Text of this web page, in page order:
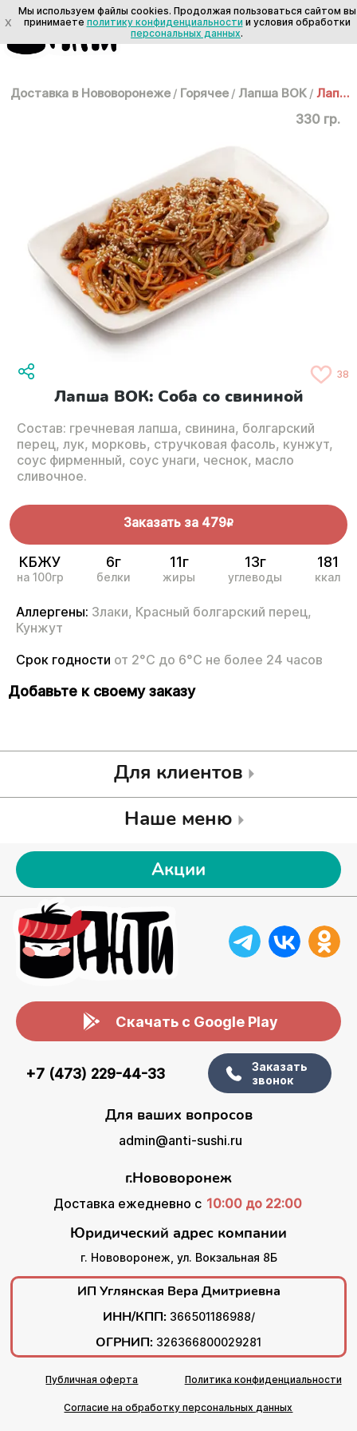
Доставка в Нововоронеже / Горячее / Лапша ВОК / Лапша ВОК: Соба со свининой
330 гр.
38
Лапша ВОК: Соба со свининой
Состав: гречневая лапша, свинина, болгарский
перец, лук, морковь, стручковая фасоль, кунжут,
соус фирменный, соус унаги, чеснок, масло
сливочное.
Заказать за 479R
КБЖУ
на 100гр
6г
белки
11г
жиры
13г
углеводы
181
ккал
Аллергены: Злаки, Красный болгарский перец,
Кунжут
Срок годности от 2°С до 6°С не более 24 часов
Добавьте к своему заказу
Для клиентов
Наше меню
Акции
Скачать с Google Play
+7 (473) 229-44-33
Заказать
звонок
Для ваших вопросов
admin@anti-sushi.ru
г.Нововоронеж
Доставка ежедневно с 10:00 до 22:00
Юридический адрес компании
г. Нововоронеж, ул. Вокзальная 8Б
ИП Углянская Вера Дмитриевна
ИНН/КПП: 366501186988/
ОГРНИП: 326366800029281
Публичная оферта Политика конфиденциальности
Согласие на обработку персональных данных
X
Мы используем файлы cookies. Продолжая пользоваться сайтом вы
принимаете политику конфиденциальности и условия обработки
персональных данных.